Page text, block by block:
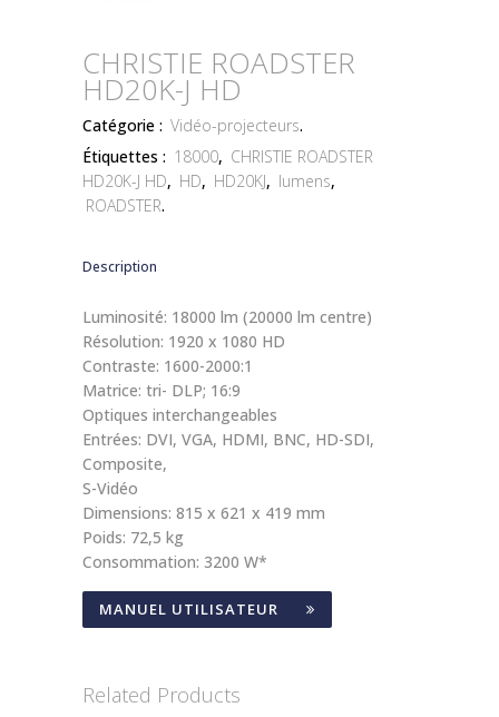
CHRISTIE ROADSTER
HD20K-J HD
Catégorie : Vidéo-projecteurs.
Étiquettes : 18000, CHRISTIE ROADSTER
HD20K-J HD, HD, HD20KJ, lumens,
ROADSTER.
Description
Luminosité: 18000 lm (20000 lm centre)
Résolution: 1920 x 1080 HD
Contraste: 1600-2000:1
Matrice: tri- DLP; 16:9
Optiques interchangeables
Entrées: DVI, VGA, HDMI, BNC, HD-SDI,
Composite,
S-Vidéo
Dimensions: 815 x 621 x 419 mm
Poids: 72,5 kg
Consommation: 3200 W*
MANUEL UTILISATEUR
Related Products